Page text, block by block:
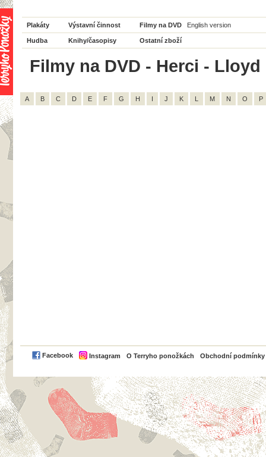
Plakáty Výstavní činnost Filmy na DVD English version
Hudba Knihy/časopisy Ostatní zboží
Filmy na DVD - Herci -
A B C D E F G H I J K L M N O P
Facebook Instagram O Terryho ponožkách Obchodní podmínky
PayPal